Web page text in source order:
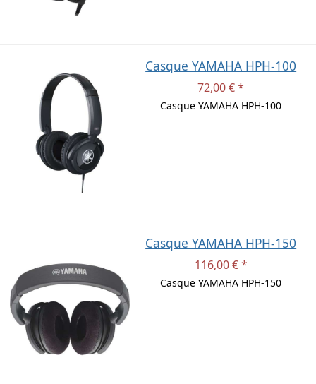
Casque YAMAHA HPH-100
72,00 € *
Casque YAMAHA HPH-100
Casque YAMAHA HPH-150
116,00 € *
Casque YAMAHA HPH-150